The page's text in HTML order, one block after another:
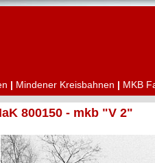
| Mindener Kreisbahnen | MKB
800150 - mkb "V 2"